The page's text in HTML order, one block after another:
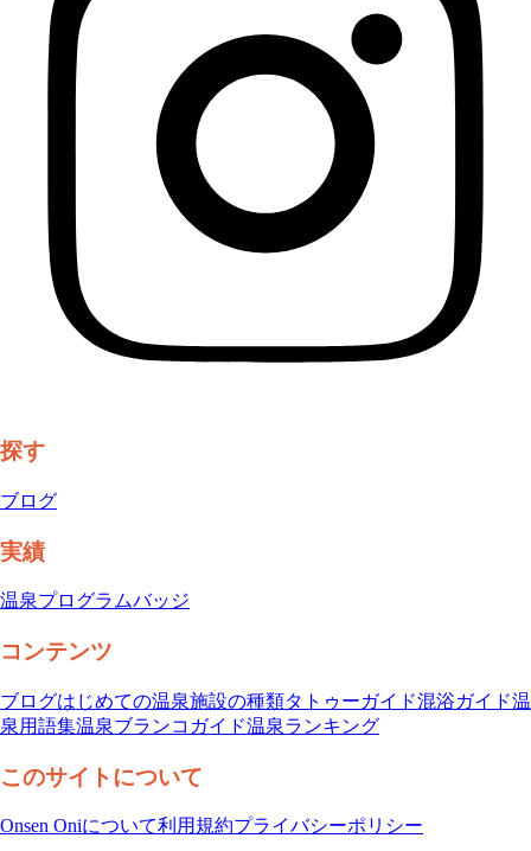
探す
ブログ
実績
温泉プログラムバッジ
コンテンツ
ブログはじめての温泉施設の種類タトゥーガイド混浴ガイド温
泉用語集温泉ブランコガイド温泉ランキング
このサイトについて
Onsen Oniについて利用規約プライバシーポリシー